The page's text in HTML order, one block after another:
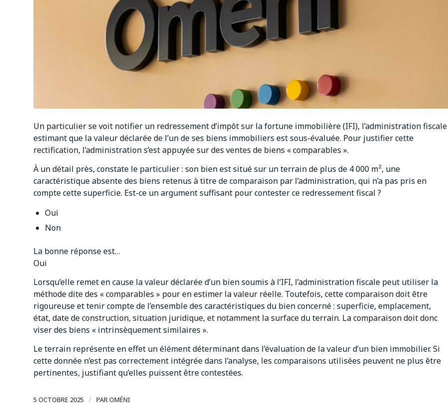
Un particulier se voit notifier un redressement d’impôt sur la fortune immobilière (IFI), l’administration fiscale
estimant que la valeur déclarée de l’un de ses biens immobiliers est sous-évaluée. Pour justifier cette
rectification, l’administration s’est appuyée sur des ventes de biens « comparables ».
À un détail près, constate le particulier : son bien est situé sur un terrain de plus de 4 000 m², une
caractéristique absente des biens retenus à titre de comparaison par l’administration, qui n’a pas pris en
compte cette superficie. Est-ce un argument suffisant pour contester ce redressement fiscal ?
Oui
Non
La bonne réponse est…
Oui
Lorsqu’elle remet en cause la valeur déclarée d’un bien soumis à l’IFI, l’administration fiscale peut utiliser la
méthode dite des « comparables » pour en estimer la valeur réelle. Toutefois, cette comparaison doit être
rigoureuse et tenir compte de l’ensemble des caractéristiques du bien concerné : superficie, emplacement,
état, date de construction, situation juridique, et notamment la surface du terrain. La comparaison doit donc
viser des biens « intrinsèquement similaires ».
Le terrain représente en effet un élément déterminant dans l’évaluation de la valeur d’un bien immobilier. Si
cette donnée n’est pas correctement intégrée dans l’analyse, les comparaisons utilisées peuvent ne plus être
pertinentes, justifiant qu’elles puissent être contestées.
5 OCTOBRE 2025 / PAROMÉNI